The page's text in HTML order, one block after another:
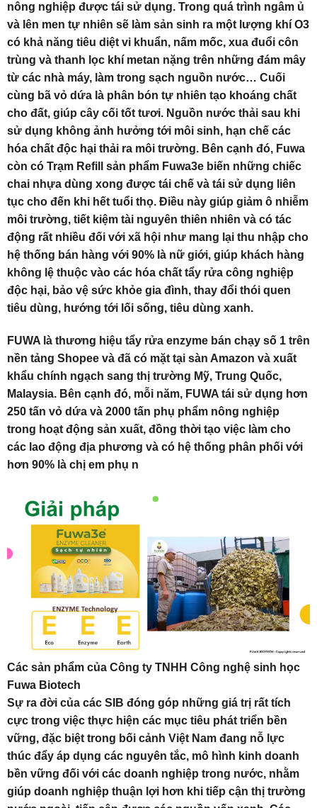
nông nghiệp được tái sử dụng. Trong quá trình ngâm ủ
và lên men tự nhiên sẽ làm sản sinh ra một lượng khí O3
có khả năng tiêu diệt vi khuẩn, nấm mốc, xua đuổi côn
trùng và thanh lọc khí metan nặng trên những đám mây
từ các nhà máy, làm trong sạch nguồn nước… Cuối
cùng bã vỏ dứa là phân bón tự nhiên tạo khoáng chất
cho đất, giúp cây cối tốt tươi. Nguồn nước thải sau khi
sử dụng không ảnh hưởng tới môi sinh, hạn chế các
hóa chất độc hại thải ra môi trường. Bên cạnh đó, Fuwa
còn có Trạm Refill sản phẩm Fuwa3e biến những chiếc
chai nhựa dùng xong được tái chế và tái sử dụng liên
tục cho đến khi hết tuổi thọ. Điều này giúp giảm ô nhiễm
môi trường, tiết kiệm tài nguyên thiên nhiên và có tác
động rất nhiều đối với xã hội như mang lại thu nhập cho
hệ thống bán hàng với 90% là nữ giới, giúp khách hàng
không lệ thuộc vào các hóa chất tẩy rửa công nghiệp
độc hại, bảo vệ sức khỏe gia đình, thay đổi thói quen
tiêu dùng, hướng tới lối sống, tiêu dùng xanh.
FUWA là thương hiệu tẩy rửa enzyme bán chạy số 1 trên
nền tảng Shopee và đã có mặt tại sàn Amazon và xuất
khẩu chính ngạch sang thị trường Mỹ, Trung Quốc,
Malaysia. Bên cạnh đó, mỗi năm, FUWA tái sử dụng hơn
250 tấn vỏ dứa và 2000 tấn phụ phẩm nông nghiệp
trong hoạt động sản xuất, đồng thời tạo việc làm cho
các lao động địa phương và có hệ thống phân phối với
hơn 90% là chị em phụ n
Các sản phẩm của Công ty TNHH Công nghệ sinh học
Fuwa Biotech
Sự ra đời của các SIB đóng góp những giá trị rất tích
cực trong việc thực hiện các mục tiêu phát triển bền
vững, đặc biệt trong bối cảnh Việt Nam đang nỗ lực
thúc đẩy áp dụng các nguyên tắc, mô hình kinh doanh
bền vững đối với các doanh nghiệp trong nước, nhằm
giúp doanh nghiệp thuận lợi hơn khi tiếp cận thị trường